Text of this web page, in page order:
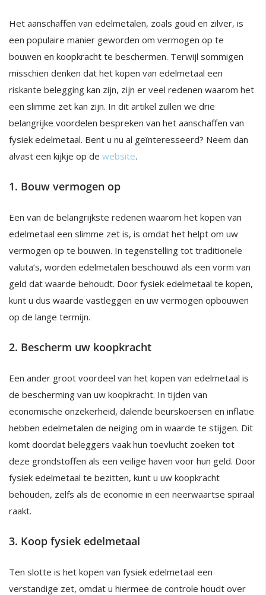
Het aanschaffen van edelmetalen, zoals goud en zilver, is
een populaire manier geworden om vermogen op te
bouwen en koopkracht te beschermen. Terwijl sommigen
misschien denken dat het kopen van edelmetaal een
riskante belegging kan zijn, zijn er veel redenen waarom het
een slimme zet kan zijn. In dit artikel zullen we drie
belangrijke voordelen bespreken van het aanschaffen van
fysiek edelmetaal. Bent u nu al geïnteresseerd? Neem dan
alvast een kijkje op de website.
1. Bouw vermogen op
Een van de belangrijkste redenen waarom het kopen van
edelmetaal een slimme zet is, is omdat het helpt om uw
vermogen op te bouwen. In tegenstelling tot traditionele
valuta’s, worden edelmetalen beschouwd als een vorm van
geld dat waarde behoudt. Door fysiek edelmetaal te kopen,
kunt u dus waarde vastleggen en uw vermogen opbouwen
op de lange termijn.
2. Bescherm uw koopkracht
Een ander groot voordeel van het kopen van edelmetaal is
de bescherming van uw koopkracht. In tijden van
economische onzekerheid, dalende beurskoersen en inflatie
hebben edelmetalen de neiging om in waarde te stijgen. Dit
komt doordat beleggers vaak hun toevlucht zoeken tot
deze grondstoffen als een veilige haven voor hun geld. Door
fysiek edelmetaal te bezitten, kunt u uw koopkracht
behouden, zelfs als de economie in een neerwaartse spiraal
raakt.
3. Koop fysiek edelmetaal
Ten slotte is het kopen van fysiek edelmetaal een
verstandige zet, omdat u hiermee de controle houdt over